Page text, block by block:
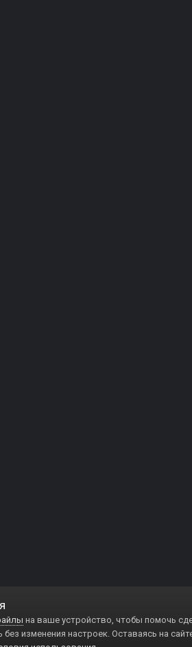
на ваше устройство, чтобы помочь
изменения настроек. Оставаясь на